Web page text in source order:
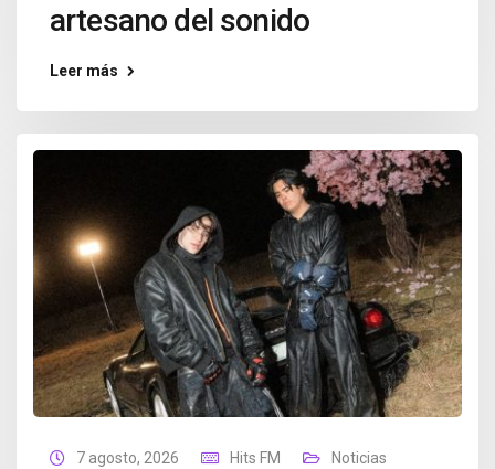
artesano del sonido
Leer más
7 agosto, 2026 Hits FM Noticias